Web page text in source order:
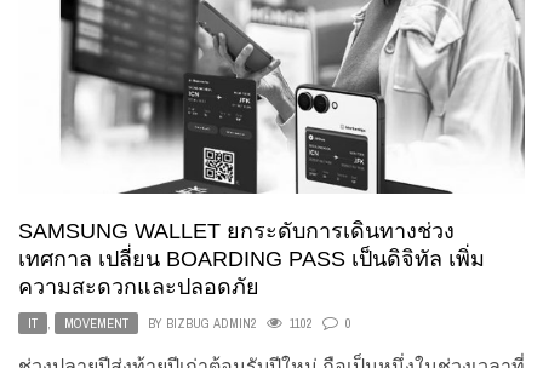
SAMSUNG WALLET ยกระดับการเดินทางช่วง
เทศกาล เปลี่ยน BOARDING PASS เป็นดิจิทัล เพิ่ม
ความสะดวกและปลอดภัย
IT , MOVEMENT BY BIZBUG ADMIN2 1102 0